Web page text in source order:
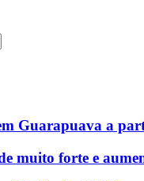
Guarapuava a
muito forte e